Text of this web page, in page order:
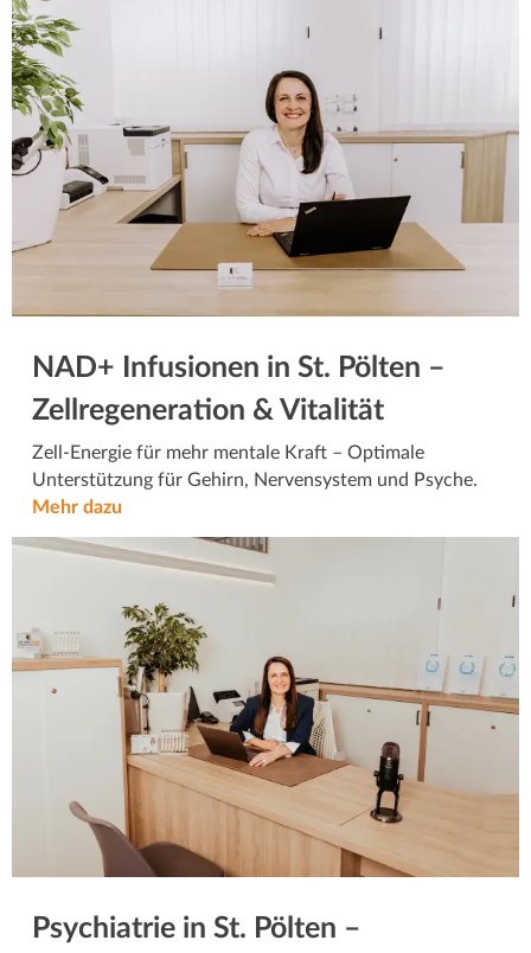
NAD+ Infusionen in St. Pölten –
Zellregeneration & Vitalität
Zell-Energie für mehr mentale Kraft – Optimale
Unterstützung für Gehirn, Nervensystem und Psyche.
Mehr dazu
Psychiatrie in St. Pölten –